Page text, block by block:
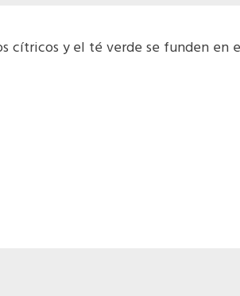
cítricos y el té verde se funden